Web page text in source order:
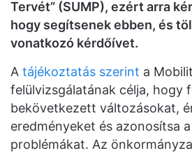
Tervét” (SUMP), ezért arra
hogy segítsenek ebben, és
vonatkozó kérdőívet.
A tájékoztatás szerint a
felülvizsgálatának célja, hogy
bekövetkezett változásokat,
eredményeket és azonosítsa
problémákat. Az